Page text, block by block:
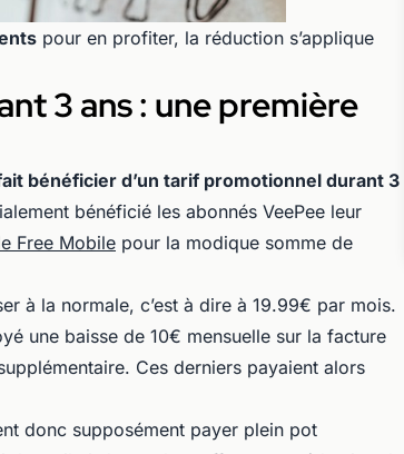
pour en profiter, la réduction s’applique
3 ans : une première
bénéficier d’un tarif promotionnel durant 3
bénéficié les abonnés VeePee leur
Free Mobile pour la modique somme de
à la normale, c’est à dire à 19.99€ par mois.
une baisse de 10€ mensuelle sur la facture
Ces derniers payaient alors
donc supposément payer plein pot